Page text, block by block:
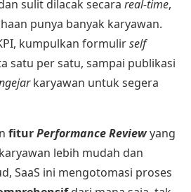
sulit dilacak secara real-time,
punya banyak karyawan.
kumpulkan formulirself
satu per satu, sampai publikasi
karyawan untuk segera
fiturPerformance Reviewyang
karyawan lebih mudah dan
SaaS ini mengotomasi proses